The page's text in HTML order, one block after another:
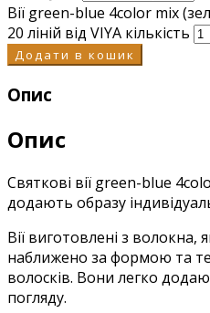
Вії green-blue 4color mix
20 ліній від VIYA кількість
Додати в кошик
Опис
Опис
Святкові вії green-blue
додають образу
Вії виготовлені з волокна,
наближено за формою та
волосків. Вони легко
погляду.